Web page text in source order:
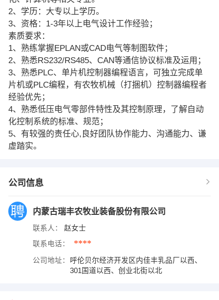
2、学历：大专以上学历。
3、资格：1-3年以上电气设计工作经验；
素质要求：
1、熟练掌握EPLAN或CAD电气等制图软件；
2、熟悉RS232/RS485、CAN等通信协议标准及运用；
3、熟悉PLC、单片机控制器编程语言，可独立完成单
片机或PLC编程，有农牧机械（打捆机）控制器编程者
经验优先；
4、熟悉低压电气零部件特性及其控制原理，了解自动
化控制系统的标准、规范；
5、有较强的责任心,良好团队协作能力、沟通能力、谦
虚踏实。
公司信息
内蒙古瑞丰农牧业装备股份有限公司
联系人： 赵女士
联系电话： ****
公司地址：
呼伦贝尔经济开发区内佳丰乳品厂以西、
301国道以西、创业北街以北